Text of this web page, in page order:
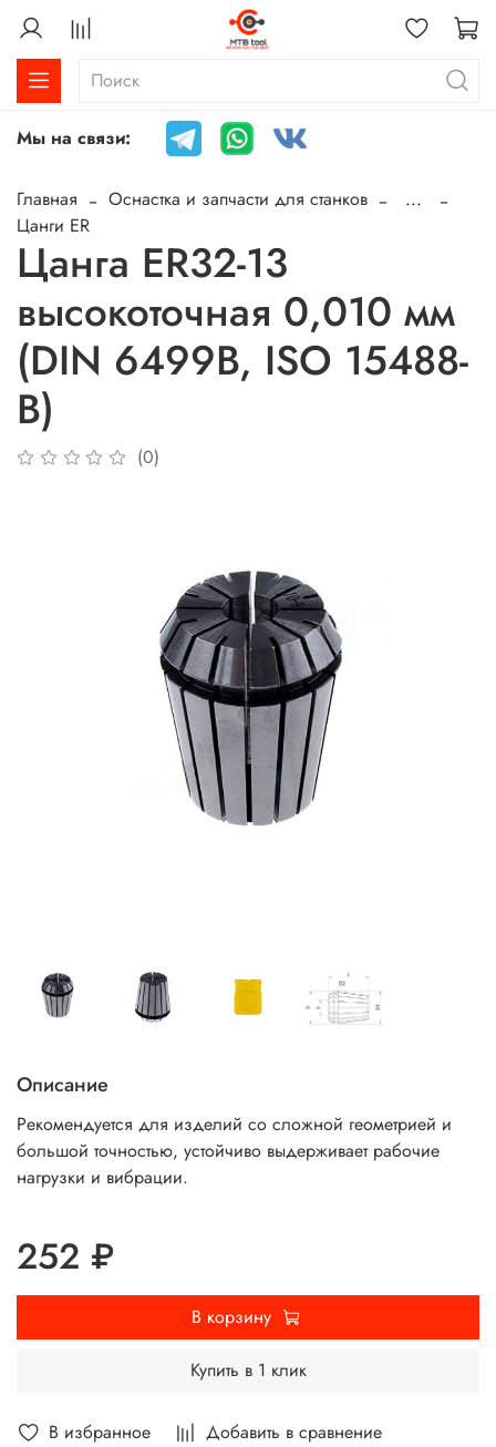
Мы на связи:
Главная Оснастка и запчасти для станков
...
Цанги ER
Цанга ER32-13
высокоточная 0,010 мм
(DIN 6499B, ISO 15488-
B)
(0)
В избранное Добавить в сравнение
Описание
Рекомендуется для изделий со сложной геометрией и
большой точностью, устойчиво выдерживает рабочие
нагрузки и вибрации.
252 ₽
В корзину
Купить в 1 клик